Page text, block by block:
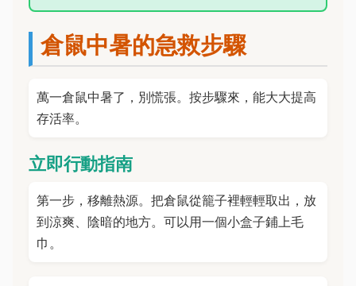
倉鼠中暑的急救步驟
萬一倉鼠中暑了，別慌張。按步驟來，能大大提高
存活率。
立即行動指南
第一步，移離熱源。把倉鼠從籠子裡輕輕取出，放
到涼爽、陰暗的地方。可以用一個小盒子鋪上毛
巾。